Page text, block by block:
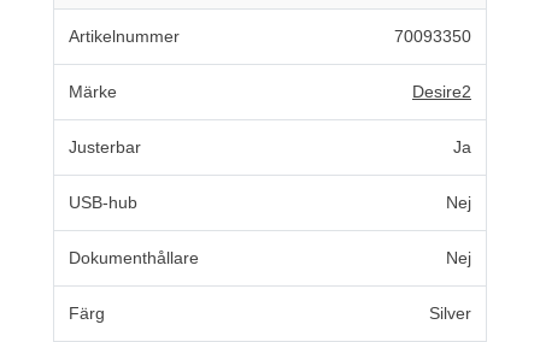
Artikelnummer 70093350
Märke Desire2
Justerbar Ja
USB-hub Nej
Dokumenthållare Nej
Färg Silver